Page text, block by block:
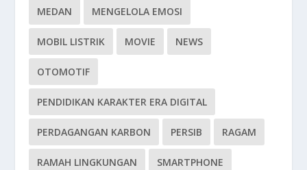
MEDAN MENGELOLA EMOSI
MOBIL LISTRIK MOVIE NEWS
OTOMOTIF
PENDIDIKAN KARAKTER ERA DIGITAL
PERDAGANGAN KARBON PERSIB RAGAM
RAMAH LINGKUNGAN SMARTPHONE